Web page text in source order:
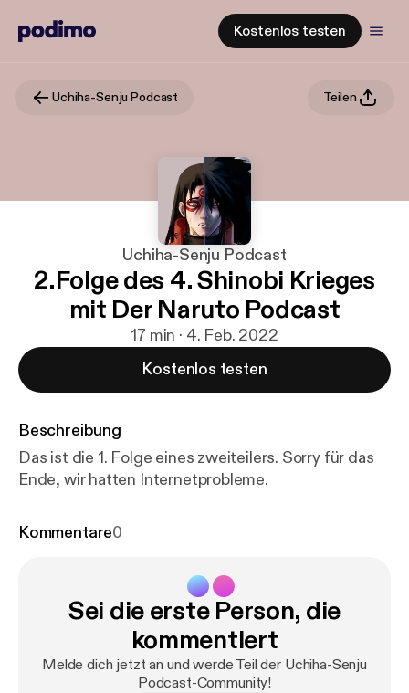
Kostenlos testen
Uchiha-Senju Podcast Teilen
Uchiha-Senju Podcast
2.Folge des 4. Shinobi Krieges
mit Der Naruto Podcast
17 min · 4. Feb. 2022
Kostenlos testen
Beschreibung
Das ist die 1. Folge eines zweiteilers. Sorry für das
Ende, wir hatten Internetprobleme.
Kommentare0
Sei die erste Person, die
kommentiert
Melde dich jetzt an und werde Teil der Uchiha-Senju
Podcast-Community!